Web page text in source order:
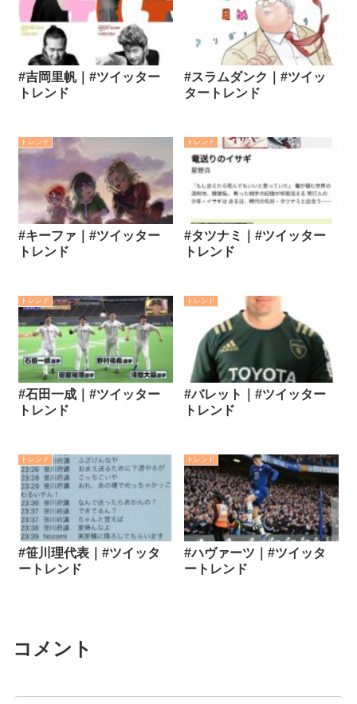
#吉岡里帆｜#ツイッター
トレンド
#スラムダンク｜#ツイッ
タートレンド
トレンド
#キーファ｜#ツイッター
トレンド
トレンド
#タツナミ｜#ツイッター
トレンド
トレンド
#石田一成｜#ツイッター
トレンド
トレンド
#バレット｜#ツイッター
トレンド
トレンド
#笹川理代表｜#ツイッタ
ートレンド
トレンド
#ハヴァーツ｜#ツイッタ
ートレンド
コメント